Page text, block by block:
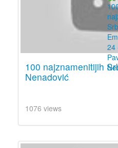
100 najznamenitijih
Nenadović
1076 views